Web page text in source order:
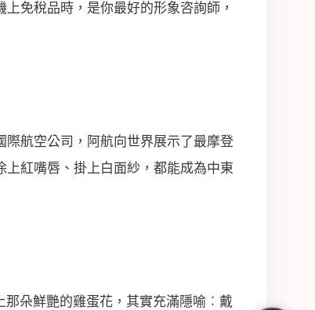
免稅品時，是你最好的形象咨詢師，
航空公司，阿航向世界展示了最摩登
紅嘴唇、掛上白面紗，都能成為中東
朵鮮艷的雞蛋花，其實充滿隱喻︰戴